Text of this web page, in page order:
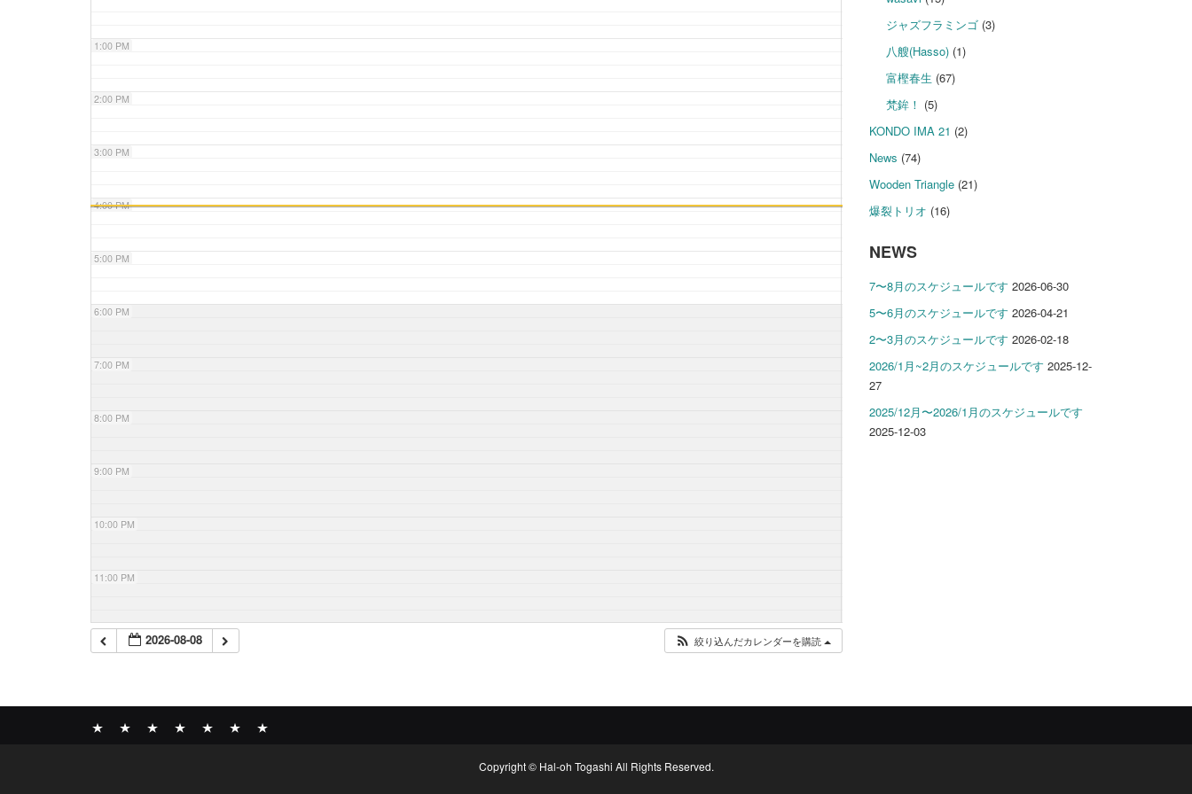
1:00 PM
2:00 PM
3:00 PM
4:00 PM
5:00 PM
6:00 PM
7:00 PM
8:00 PM
9:00 PM
10:00 PM
11:00 PM
2026-08-08 絞り込んだカレンダーを購読
ジャズフラミンゴ (3)
八艘(Hasso) (1)
富樫春生 (67)
梵鉾！ (5)
KONDO IMA 21 (2)
News (74)
Wooden Triangle(21)
爆裂トリオ (16)
NEWS
7〜8月のスケジュールです 2026-06-30
5〜6月のスケジュールです 2026-04-21
2〜3月のスケジュールです 2026-02-18
2026/1月~2月のスケジュールです 2025-12-
27
2025/12月〜2026/1月のスケジュールです
2025-12-03
Copyright © Hal-oh Togashi All Rights Reserved.